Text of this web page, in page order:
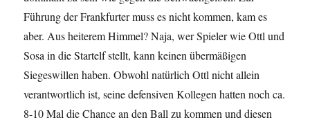
Führung der Frankfurter muss es nicht kommen, kam es
aber. Aus heiterem Himmel? Naja, wer Spieler wie Ottl und
Sosa in die Startelf stellt, kann keinen übermäßigen
Siegeswillen haben. Obwohl natürlich Ottl nicht allein
verantwortlich ist, seine defensiven Kollegen hatten noch ca.
8-10 Mal die Chance an den Ball zu kommen und diesen